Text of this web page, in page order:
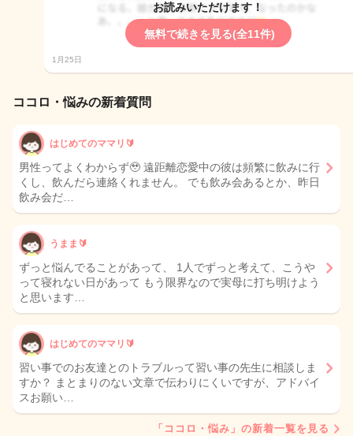
お読みいただけます！
無料で続きを見る(全11件)
1月25日
ココロ・悩みの新着質問
はじめてのママリ🔰
男性ってよくわからず🥹 遠距離恋愛中の彼は頻繁に飲みに行
くし、飲んだら連絡くれません。 でも飲み会あるとか、昨日
飲み会だ…
うまま🔰
ずっと悩んでることがあって、 1人でずっと考えて、こうや
って寝れない日があって もう限界なので実母に打ち明けよう
と思います…
はじめてのママリ🔰
習い事でのお友達とのトラブルって習い事の先生に相談しま
すか？ まとまりのない文章で伝わりにくいですが、アドバイ
スお願い…
「ココロ・悩み」の新着一覧を見る